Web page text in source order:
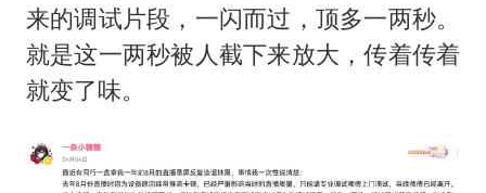
来的调试片段，一闪而过，顶多一两秒。
就是这一两秒被人截下来放大，传着传着
就变了味。